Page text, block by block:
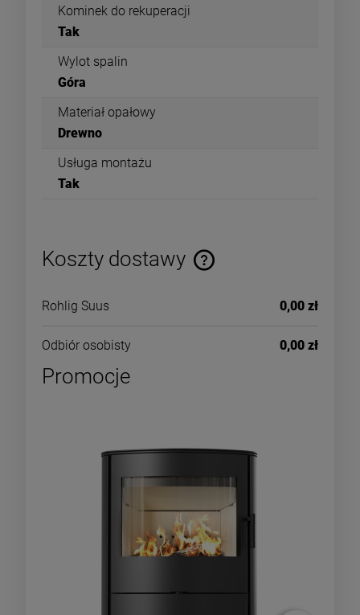
Kominek do rekuperacji
Tak
Wylot spalin
Góra
Materiał opałowy
Drewno
Usługa montażu
Tak
Koszty dostawy
Rohlig Suus 0,00 zł
Odbiór osobisty 0,00 zł
Promocje